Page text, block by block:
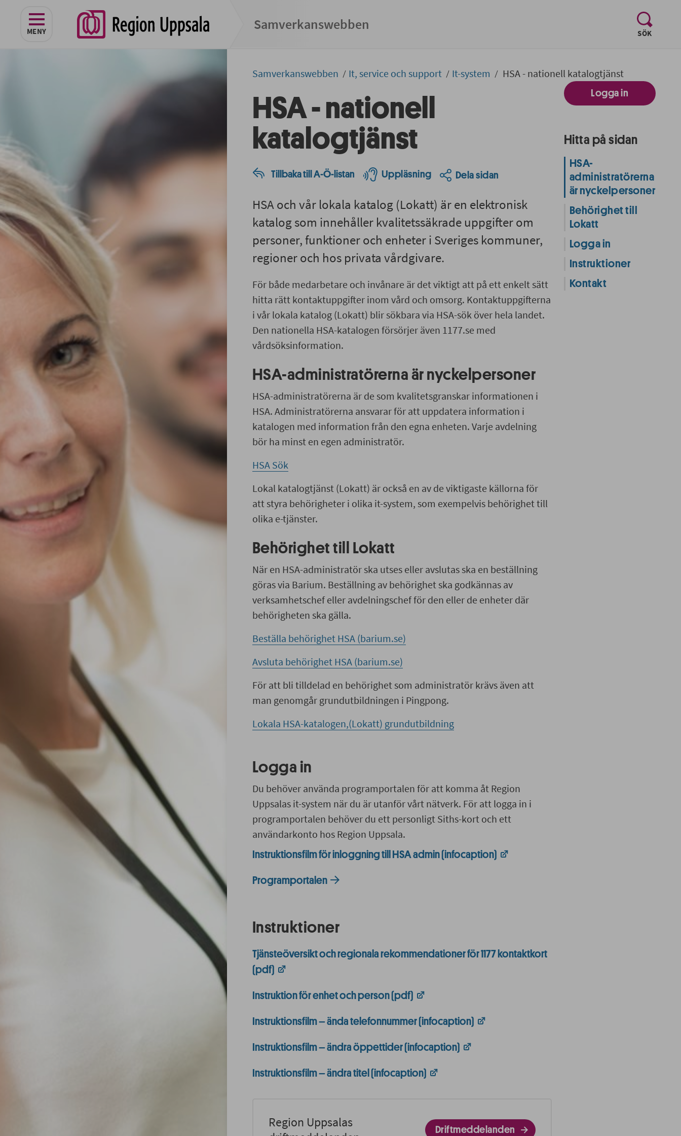
MENY
navigeringen Samverkans­­webben
SÖK
, visa
Samverkans­­­webben It, service och support It-system HSA - nationell katalogtjänst
HSA - nationell
katalogtjänst
Tillbaka till A-Ö-listan Uppläsning Dela sidan
HSA och vår lokala katalog (Lokatt) är en elektronisk
katalog som innehåller kvalitetssäkrade uppgifter om
personer, funktioner och enheter i Sveriges kommuner,
regioner och hos privata vårdgivare.
För både medarbetare och invånare är det viktigt att på ett enkelt sätt
hitta rätt kontaktuppgifter inom vård och omsorg. Kontaktuppgifterna
i vår lokala katalog (Lokatt) blir sökbara via HSA-sök över hela landet.
Den nationella HSA-katalogen försörjer även 1177.se med
vårdsöksinformation.
HSA-administratörerna är nyckelpersoner
HSA-administratörerna är de som kvalitetsgranskar informationen i
HSA. Administratörerna ansvarar för att uppdatera information i
katalogen med information från den egna enheten. Varje avdelning
bör ha minst en egen administratör.
HSA Sök
Lokal katalogtjänst (Lokatt) är också en av de viktigaste källorna för
att styra behörigheter i olika it-system, som exempelvis behörighet till
olika e-tjänster.
Behörighet till Lokatt
När en HSA-administratör ska utses eller avslutas ska en beställning
göras via Barium. Beställning av behörighet ska godkännas av
verksamhetschef eller avdelningschef för den eller de enheter där
behörigheten ska gälla.
Beställa behörighet HSA (barium.se)
Avsluta behörighet HSA (barium.se)
För att bli tilldelad en behörighet som administratör krävs även att
man genomgår grundutbildningen i Pingpong.
Lokala HSA-katalogen,(Lokatt) grundutbildning
Logga in
Du behöver använda programportalen för att komma åt Region
Uppsalas it-system när du är utanför vårt nätverk. För att logga in i
programportalen behöver du ett personligt Siths-kort och ett
användarkonto hos Region Uppsala.
Instruktionsfilm för inloggning till HSA admin (infocaption)
Programportalen
Instruktioner
Tjänsteöversikt och regionala rekommendationer för 1177 kontaktkort
(pdf)
Instruktion för enhet och person (pdf)
Instruktionsfilm – ända telefonnummer (infocaption)
Instruktionsfilm – ändra öppettider (infocaption)
Instruktionsfilm – ändra titel (infocaption)
Region Uppsalas
Driftmeddelanden
Logga in HSA -
Hitta på sidan
HSA-
administratörerna
är nyckelpersoner
Behörighet till
Lokatt
Logga in
Instruktioner
Kontakt